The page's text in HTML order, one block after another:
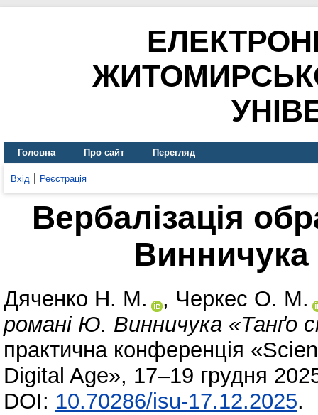
Головна Про сайт Перегляд
Вхід Реєстрація
Вербалізація
Винничука
Дяченко Н. М. , Черкес О. М.
романі Ю. Винничука «Танґо
практична конференція
Digital Age», 17–19 грудня
DOI: 10.70286/isu-17.12.2025.